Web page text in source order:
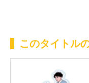
このタイトル